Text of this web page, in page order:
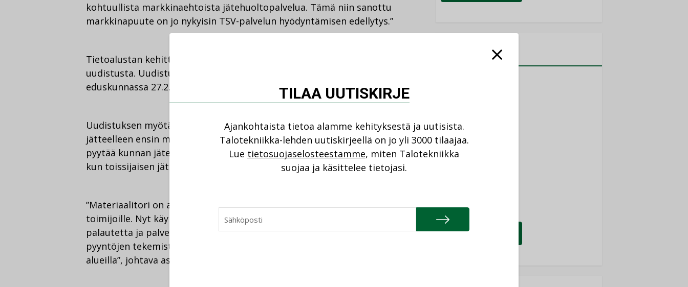
kohtuullista markkinaehtoista jätehuoltopalvelua. Tämä niin sanottu
markkinapuute on jo nykyisin TSV-palvelun hyödyntämisen edellytys.”
Tietoalustan kehittäminen on osa jätelain (646/2011) kaksivaiheista
uudistusta. Uudistuksen toisen vaiheen lakimuutokset hyväksyttiin
eduskunnassa 27.2.2019. Jätelain muutos astuu voimaan vuoden 2020 alussa.
Uudistuksen myötä jätteen haltijan on etsittävä Materiaalitorin avulla
jätteelleen ensin markkinaehtoista jätehuoltopalvelua ennen kuin se voi
pyytää kunnan jätelaitokselta kunnan toissijaista jätehuoltopalvelua silloin,
kun toissijaisen jätehuoltopalvelun arvo on yli 2 000 euroa vuodessa.
”Materiaalitori on avoin ja maksuton palvelu kiertotalouden ammattimaisille
toimijoille. Nyt käynnistyvässä pilottivaiheessa palvelun käytöstä kerätään
palautetta ja palvelua kehitetään edelleen. Lisäksi niin sanottujen TSV-
pyyntöjen tekemistä voidaan testata tiettyjen kunnallisten jätelaitosten
alueilla”, johtava asiantuntija
NIMITYKSET
NIMITYKSET
Granlund Oy
KATSO KAIKKI
TILAA UUTISKIRJE
Ajankohtaista tietoa alamme kehityksestä ja uutisista.
Talotekniikka-lehden uutiskirjeellä on jo yli 3000 tilaajaa.
Lue tietosuojaselosteestamme, miten Talotekniikka
suojaa ja käsittelee tietojasi.